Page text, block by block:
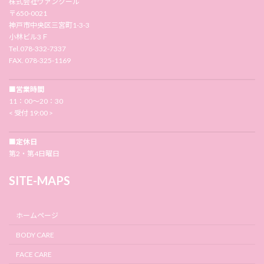
〒650-0021
神戸市中央区三宮町1-3-3
小林ビル3Ｆ
Tel.078-332-7337
FAX. 078-325-1169
■営業時間
11：00〜20：30
< 受付 19:00 >
■定休日
第2・第4日曜日
SITE-MAPS
ホームページ
BODY CARE
FACE CARE